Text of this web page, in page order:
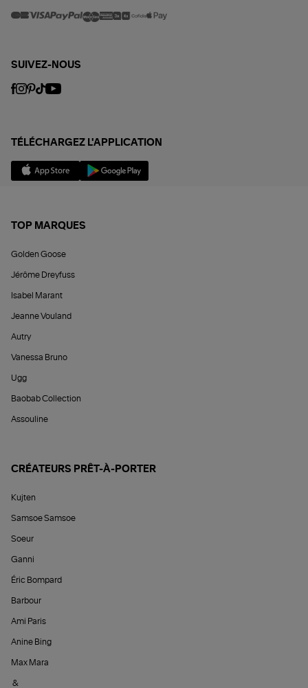
SUIVEZ-NOUS
TÉLÉCHARGEZ L'APPLICATION
TOP MARQUES
Golden Goose
Jérôme Dreyfuss
Isabel Marant
Jeanne Vouland
Autry
Vanessa Bruno
Ugg
Baobab Collection
Assouline
CRÉATEURS PRÊT-À-PORTER
Kujten
Samsoe Samsoe
Soeur
Ganni
Éric Bompard
Barbour
Ami Paris
Anine Bing
Max Mara
&